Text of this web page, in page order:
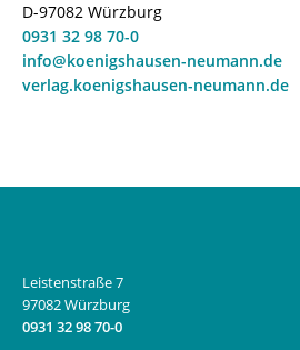
D-97082 Würzburg
0931 32 98 70-0
info@koenigshausen-neumann.de
verlag.koenigshausen-neumann.de
Leistenstraße 7
97082 Würzburg
0931 32 98 70-0